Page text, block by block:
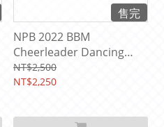
售完
NPB 2022 BBM
Cheerleader Dancing
Heroine MAI 舞 日本職棒
啦啦隊卡 收藏卡 卡盒
NT$2,500
NT$2,250